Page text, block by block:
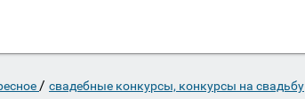
/ свадебные конкурсы, конкурсы на свадьбу